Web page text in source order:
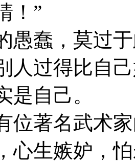
！”
愚蠢，莫过
人过得比自
是自己。
位著名武术
心生嫉妒，